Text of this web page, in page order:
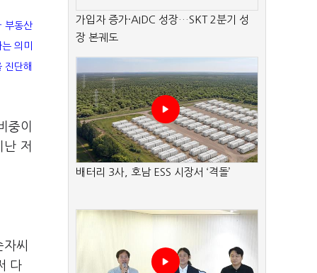
부동산
의미
진단해
중이
저
씨
다
가입자 증가·AIDC 성장…SKT 2분기 성
장 본궤도
배터리 3사, 호남 ESS 시장서 ‘격돌’